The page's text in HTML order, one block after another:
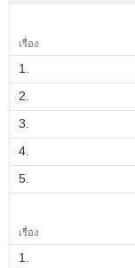
เรื่อง
1.
2.
3.
4.
5.
เรื่อง
1.